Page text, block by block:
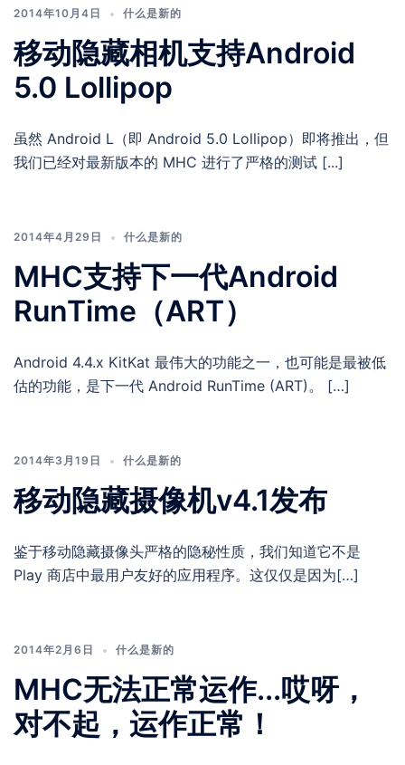
2014年10月4日 什么是新的
移动隐藏相机支持Android
5.0 Lollipop
虽然 Android L（即 Android 5.0 Lollipop）即将推出，但
我们已经对最新版本的 MHC 进行了严格的测试 [...]
2014年4月29日 什么是新的
MHC支持下一代Android
RunTime（ART）
Android 4.4.x KitKat 最伟大的功能之一，也可能是最被低
估的功能，是下一代 Android RunTime (ART)。 […]
2014年3月19日 什么是新的
移动隐藏摄像机v4.1发布
鉴于移动隐藏摄像头严格的隐秘性质，我们知道它不是
Play 商店中最用户友好的应用程序。这仅仅是因为[…]
2014年2月6日 什么是新的
MHC无法正常运作...哎呀，
对不起，运作正常！